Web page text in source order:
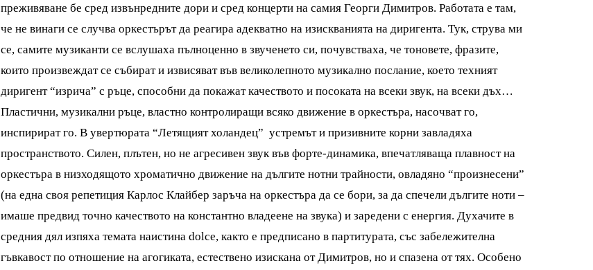
преживяване бе сред извънредните дори и сред концерти на самия Георги Димитров. Работата е там,
че не винаги се случва оркестърът да реагира адекватно на изискванията на диригента. Тук, струва ми
се, самите музиканти се вслушаха пълноценно в звученето си, почувстваха, че тоновете, фразите,
които произвеждат се събират и извисяват във великолепното музикално послание, което техният
диригент “изрича” с ръце, способни да покажат качеството и посоката на всеки звук, на всеки дъх…
Пластични, музикални ръце, властно контролиращи всяко движение в оркестъра, насочват го,
инспирират го. В увертюрата “Летящият холандец” устремът и призивните корни завладяха
пространството. Силен, плътен, но не агресивен звук във форте-динамика, впечатляваща плавност на
оркестъра в низходящото хроматично движение на дългите нотни трайности, овладяно “произнесени”
(на една своя репетиция Карлос Клайбер заръча на оркестъра да се бори, за да спечели дългите ноти –
имаше предвид точно качеството на константно владеене на звука) и заредени с енергия. Духачите в
средния дял изпяха темата наистина dolce, както е предписано в партитурата, със забележителна
гъвкавост по отношение на агогиката, естествено изискана от Димитров, но и спазена от тях. Особено